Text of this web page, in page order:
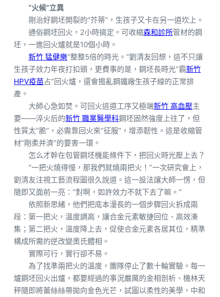
“火候”立異
剛治好鋼坯開裂的“芥蒂”，生孩子又卡在另一道坎上。
通俗鋼坯回火，2小時搞定。可收縮森和診所管材的鋼
坯，一進回火爐就是10個小時。
新竹 猛健樂“整整5倍的時光。”劉清友回想，這不只讓
生孩子效力年夜打扣頭，更費事的是，鋼坯長時光“霸新竹
HPV疫苗占”回火爐，還會搗亂鋼鐵廠生孩子線的正常排
產。
大師心急如焚。可回火這道工序又極端新竹 高血壓主
要——淬火后的新竹 職業醫學科鋼坯固然強度上往了，但
性質太“脆”，必需靠回火來“征服”，增添韌性。這是收縮管
材“剛柔并濟”的要害一環。
怎么才幹在包管鋼坯機能條件下，把回火時光壓上去？
“一把火燒得慢，那我們就燒兩把火！”一次研究會上，
劉清友注視工藝流程圖很久說道。這一設法讓大師一愣，但
隨即又面前一亮：“對啊，如許效力不就下去了嘛。”
依照新思緒，他們把底本漫長的一個步驟回火拆成兩
段：第一把火，溫度調高，讓合金元素敏捷回位、高效湊
集；第二把火，溫度降上去，促使合金元素各居其位，精準
構成所需的逆改變奧氏體相。
實際可行，實行卻不易。
為了找準兩把火的溫度，團隊停止了數十輪實驗。每一
爐鋼坯回火出爐，都要經過的事況嚴厲的金相剖析、機林天
秤隨即將蕾絲絲帶拋向金色光芒，試圖以柔性的美學，中和